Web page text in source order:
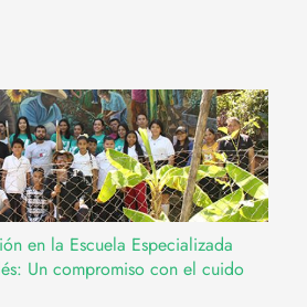
en la Escuela Especializada
Un compromiso con el cuido